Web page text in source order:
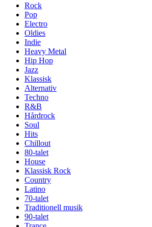
Rock
Pop
Electro
Oldies
Indie
Heavy Metal
Hip Hop
Jazz
Klassisk
Alternativ
Techno
R&B
Hårdrock
Soul
Hits
Chillout
80-talet
House
Klassisk Rock
Country
Latino
70-talet
Traditionell musik
90-talet